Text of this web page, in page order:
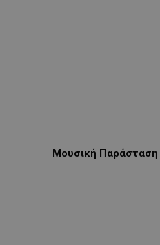
Μουσική Παράσταση